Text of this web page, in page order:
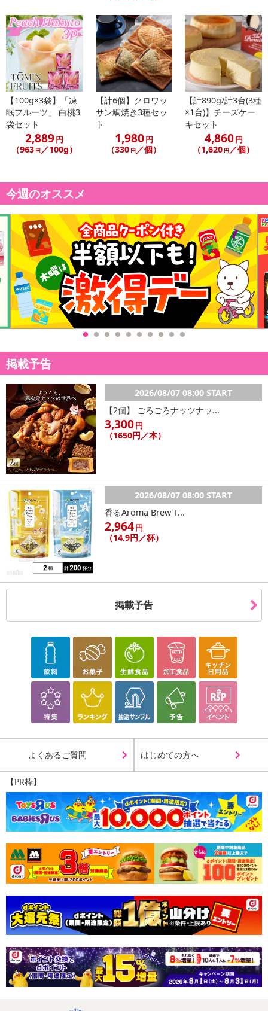
休業日
■その他共通および商品カテゴリー別注意事項（※必ずご確認くだ
さい）
こちらの情報は 時点での情報となります。
【100g×3袋】「凍
眠フルーツ」 白桃3
袋セット
2,889円
（963 円／100g）
【計6個】クロワッ
サン鯛焼き3種セッ
ト
1,980円
（330 円／個）
【計890g/計3台(3種
×1台)】チーズケー
キセット
4,860円
（1,620 円／個）
今週のオススメ
掲載予告
2026/08/07 08:00 START
【2個】 ごろごろナッツナッ...
3,300円
（1650円／本）
2026/08/07 08:00 START
香るAroma Brew T...
2,964円
（14.9円／杯）
掲載予告
よくあるご質問 はじめての方へ
【PR枠】